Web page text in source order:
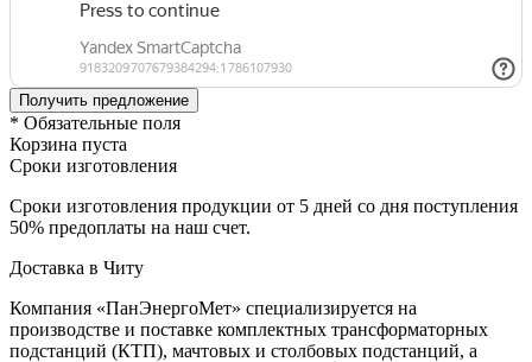
* Обязательные поля
Корзина пуста
Сроки изготовления
Сроки изготовления продукции от 5 дней со дня поступления
50% предоплаты на наш счет.
Доставка в Читу
Компания «ПанЭнергоМет» специализируется на
производстве и поставке комплектных трансформаторных
подстанций (КТП), мачтовых и столбовых подстанций, а